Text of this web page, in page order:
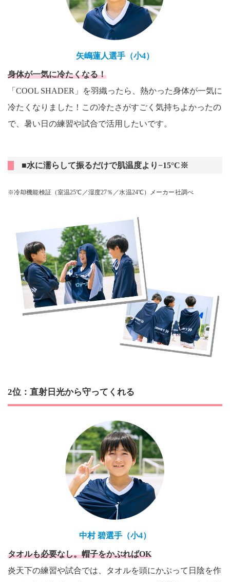
矢嶋蓮人選手（小4）
身体が一気に冷たくなる！
「COOL SHADER」を羽織ったら、熱かった身体が一気に
冷たくなりました！この冷たさがすごく気持ちよかったの
で、暑い日の練習や試合で活用したいです。
■水に濡らして振るだけで肌温度より−15°C※
※冷却機能検証（室温25℃／湿度27％／水温24℃）メーカー社調べ
2位：直射日光から守ってくれる
中村 碧選手（小4）
タオルも必要なし。帽子をかぶればOK
炎天下の練習や試合では、タオルを頭にかぶって日陰を作